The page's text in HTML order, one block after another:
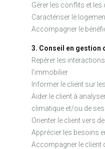
Gérer les conflits et
Caractériser le
Accompagner le
3. Conseil en gestion
Repérer les
l’immobilier
Informer le client sur
Aider le client à
climatique et/ou de
Orienter le client vers
Apprécier les besoins
Accompagner le client